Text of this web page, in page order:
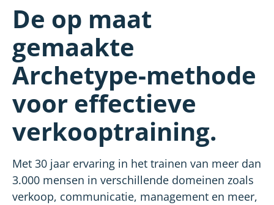
De op maat
gemaakte
Archetype-methode
voor effectieve
verkooptraining.
Met 30 jaar ervaring in het trainen van meer dan
3.000 mensen in verschillende domeinen zoals
verkoop, communicatie, management en meer,